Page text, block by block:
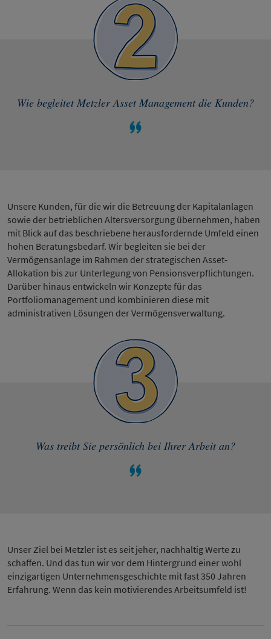
Wie begleitet Metzler Asset Management die Kunden?
Unsere Kunden, für die wir die Betreuung der Kapitalanlagen
sowie der betrieblichen Altersversorgung übernehmen, haben
mit Blick auf das beschriebene herausfordernde Umfeld einen
hohen Beratungsbedarf. Wir begleiten sie bei der
Vermögensanlage im Rahmen der strategischen Asset-
Allokation bis zur Unterlegung von Pensionsverpflichtungen.
Darüber hinaus entwickeln wir Konzepte für das
Portfoliomanagement und kombinieren diese mit
administrativen Lösungen der Vermögensverwaltung.
Was treibt Sie persönlich bei Ihrer Arbeit an?
Unser Ziel bei Metzler ist es seit jeher, nachhaltig Werte zu
schaffen. Und das tun wir vor dem Hintergrund einer wohl
einzigartigen Unternehmensgeschichte mit fast 350 Jahren
Erfahrung. Wenn das kein motivierendes Arbeitsumfeld ist!